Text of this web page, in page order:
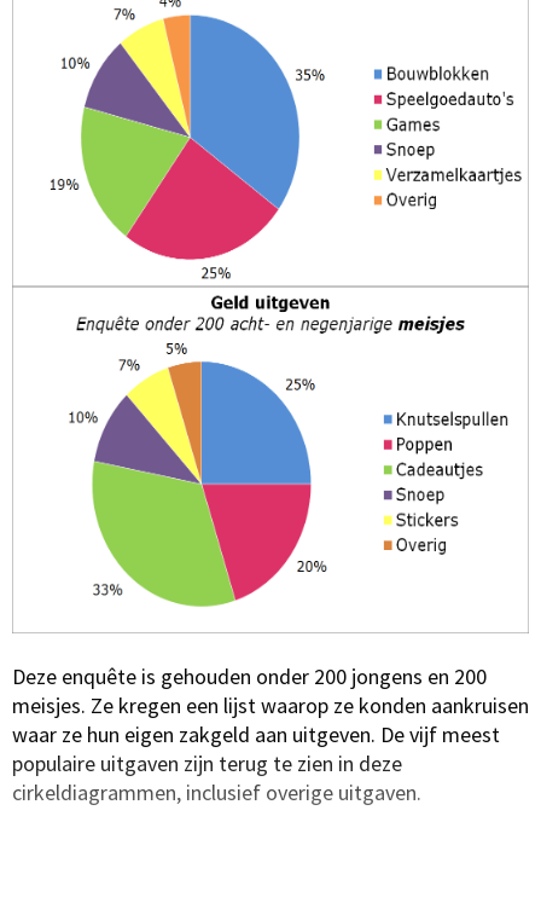
Deze enquête is gehouden onder 200 jongens en 200
meisjes. Ze kregen een lijst waarop ze konden aankruisen
waar ze hun eigen zakgeld aan uitgeven. De vijf meest
populaire uitgaven zijn terug te zien in deze
cirkeldiagrammen, inclusief overige uitgaven.